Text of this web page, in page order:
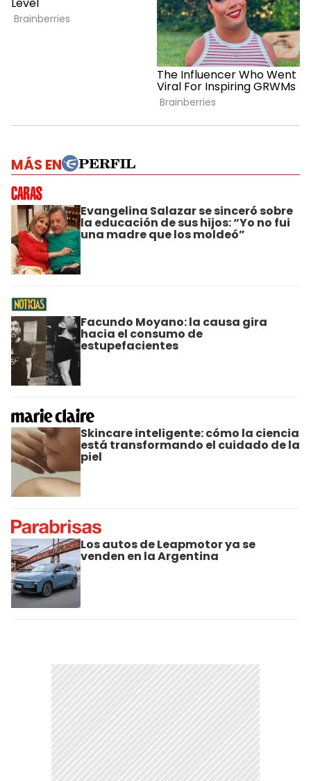
MÁS EN
Evangelina Salazar se sinceró sobre
la educación de sus hijos: “Yo no fui
una madre que los moldeó”
Facundo Moyano: la causa gira
hacia el consumo de
estupefacientes
Skincare inteligente: cómo la ciencia
está transformando el cuidado de la
piel
Los autos de Leapmotor ya se
venden en la Argentina